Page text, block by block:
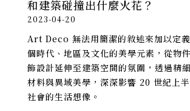
和建築碰撞出什麼火花？
2023-04-20
Art Deco 無法用簡潔的敘述來加以定
個時代、地區及文化的美學元素，從物
飾設計延伸至建築空間的氛圍，透過精
材料與異域美學，深深影響 20 世紀上
社會的生活想像。